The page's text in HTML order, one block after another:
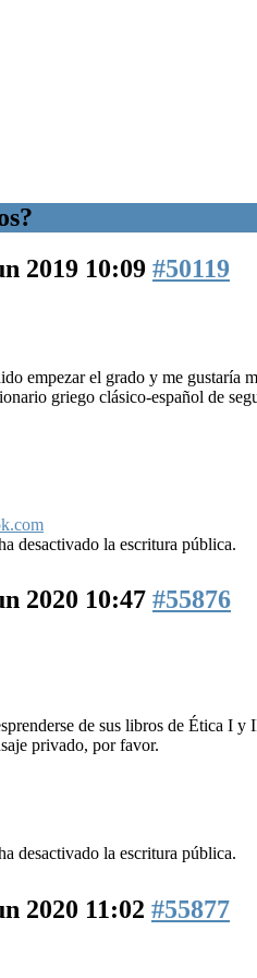
2019 10:09 #50119
empezar el grado y me
griego clásico-español de
desactivado la escritura pública.
2020 10:47 #55876
de sus libros de Ética I
privado, por favor.
desactivado la escritura pública.
2020 11:02 #55877